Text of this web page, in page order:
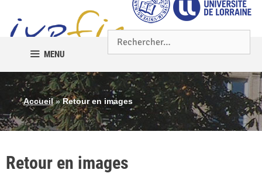
MENU
Accueil»Retour en images
Retour en images